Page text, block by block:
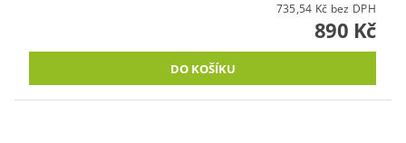
735,54 Kč bez DPH
890 Kč